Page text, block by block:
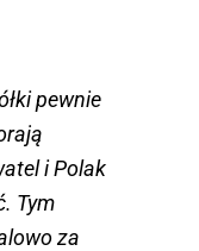
pewnie
i Polak
Tym
za